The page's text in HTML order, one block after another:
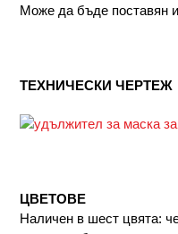
Може да бъде поставян
ТЕХНИЧЕСКИ ЧЕРТЕЖ
ЦВЕТОВЕ
Наличен в шест цвята: